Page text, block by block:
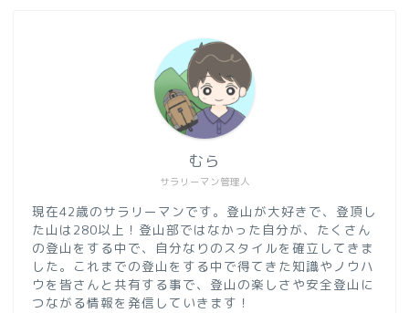
サラリーマン管理人
むら
現在42歳のサラリーマンです。登山が大好きで、登頂し
た山は280以上！登山部ではなかった自分が、たくさん
の登山をする中で、自分なりのスタイルを確立してきま
した。これまでの登山をする中で得てきた知識やノウハ
ウを皆さんと共有する事で、登山の楽しさや安全登山に
つながる情報を発信していきます！